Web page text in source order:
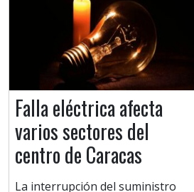
Falla eléctrica afecta
varios sectores del
centro de Caracas
La interrupción del suministro